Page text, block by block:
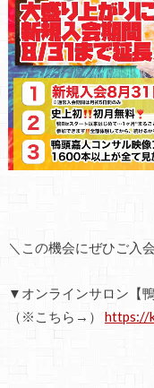
＼この機会にぜひご入
▼オンラインサロン【鴨
（※こちら→） https://